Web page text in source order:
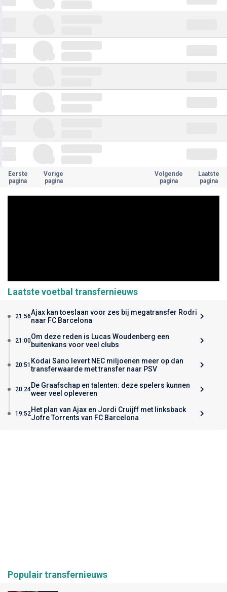
Eerste
pagina
Vorige
pagina
Volgende
pagina
Laatste
pagina
Laatste voetbal transfernieuws
21:56Ajax kan toeslaan voor zes bij megatransfer Rodri
naar FC Barcelona
21:00Om deze reden is Lucas Woudenberg een
buitenkans voor veel clubs
20:51 Kodai Sano levert NEC miljoenen meer op dan
transferwaarde met transfer naar PSV
20:24De Graafschap en talenten: deze spelers kunnen
weer veel opleveren
19:52Het plan van Ajax en Jordi Cruijff met linksback
Jofre Torrents van FC Barcelona
Populair transfernieuws